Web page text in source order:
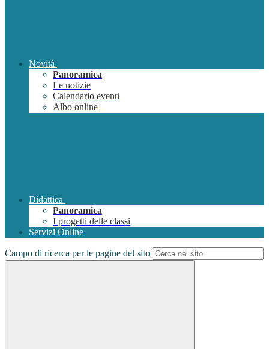
Novità
Panoramica
Le notizie
Calendario eventi
Albo online
Didattica
Panoramica
I progetti delle classi
Servizi Online
Campo di ricerca per le pagine del sito